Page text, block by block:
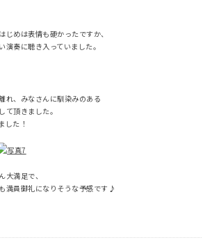
じめは表情も硬かったですか、
奏に聴き入っていました。
れ、みなさんに馴染みのある
て頂きました。
した！
大満足で、
満員御礼になりそうな予感です♪